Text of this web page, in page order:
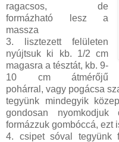
ragacsos, de
formázható lesz a
massza
3. lisztezett felületen
nyújtsuk ki kb. 1/2 cm
magasra a tésztát, kb. 9-
10 cm átmérőjű
pohárral, vagy pogácsa
tegyünk mindegyik
gondosan
formázzuk gombóccá, ezt
4. csipet sóval tegyünk